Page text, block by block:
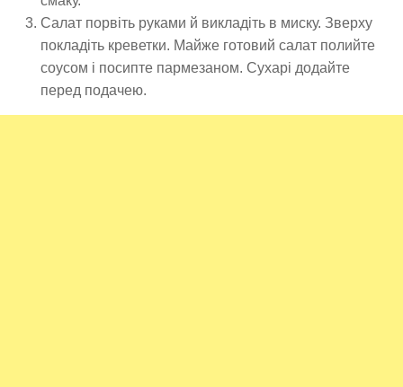
Салат порвіть руками й викладіть в миску. Зверху
покладіть креветки. Майже готовий салат полийте
соусом і посипте пармезаном. Сухарі додайте
перед подачею.